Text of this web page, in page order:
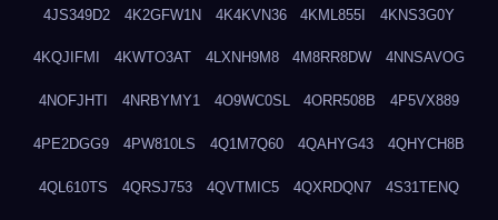
4JS349D2 4K2GFW1N 4K4KVN36 4KML855I 4KNS3G0Y
4KQJIFMI 4KWTO3AT 4LXNH9M8 4M8RR8DW 4NNSAVOG
4NOFJHTI 4NRBYMY1 4O9WC0SL 4ORR508B 4P5VX889
4PE2DGG9 4PW810LS 4Q1M7Q60 4QAHYG43 4QHYCH8B
4QL610TS 4QRSJ753 4QVTMIC5 4QXRDQN7 4S31TENQ